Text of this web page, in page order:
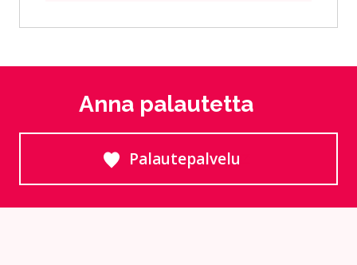
Anna palautetta
Palautepalvelu
Siirtyy ulkoiselle